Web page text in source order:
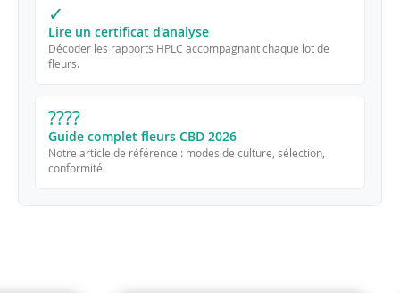
✓
Lire un certificat d'analyse
Décoder les rapports HPLC accompagnant chaque lot de
fleurs.
????
Guide complet fleurs CBD 2026
Notre article de référence : modes de culture, sélection,
conformité.